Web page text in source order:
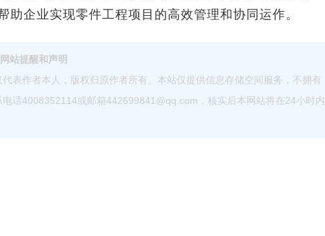
企业实现零件工程项目的高效管理和协同运作。
网站提醒和声明
表作者本人，版权归原作者所有。本站仅提供信息存储空间服务，不拥有
话4008352114或邮箱442699841@qq.com，核实后本网站将在24小时内